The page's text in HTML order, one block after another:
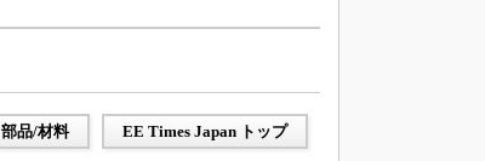
部品/材料 EE Times Japan トップ